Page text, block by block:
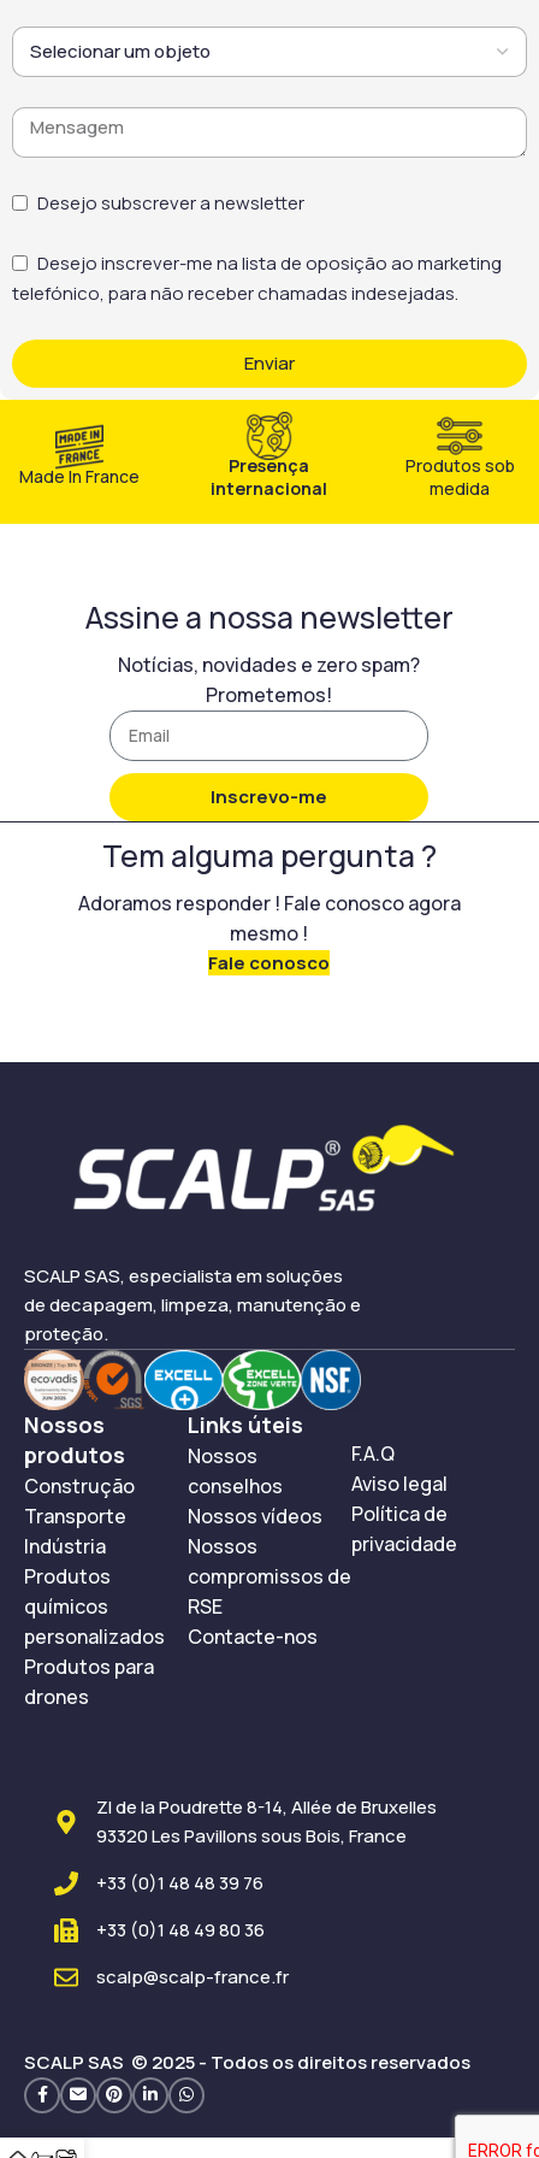
Desejo subscrever a newsletter
Desejo inscrever-me na lista de oposição ao marketing
telefónico, para não receber chamadas indesejadas.
Enviar
Made In France
Presença
internacional
Produtos sob
medida
Assine a nossa newsletter
Notícias, novidades e zero spam?
Prometemos!
Inscrevo-me
Tem alguma pergunta ?
Adoramos responder ! Fale conosco agora
mesmo !
Fale conosco
SCALP SAS, especialista em soluções
de decapagem, limpeza, manutenção e
proteção.
Nossos
produtos
Construção
Transporte
Indústria
Produtos
químicos
personalizados
Produtos para
drones
Links úteis
Nossos
conselhos
Nossos vídeos
Nossos
compromissos de
RSE
Contacte-nos
F.A.Q
Aviso legal
Política de
privacidade
ZI de la Poudrette 8-14, Allée de Bruxelles
93320 Les Pavillons sous Bois, France
+33 (0)1 48 48 39 76
+33 (0)1 48 49 80 36
scalp@scalp-france.fr
SCALP SAS © 2025 - Todos os direitos reservados